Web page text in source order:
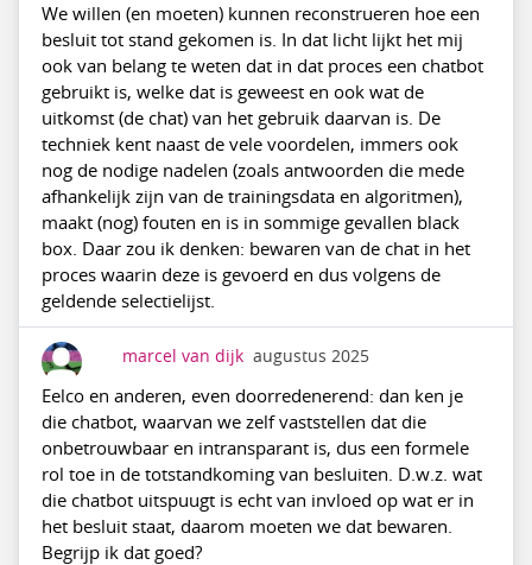
We willen (en moeten) kunnen reconstrueren hoe een
besluit tot stand gekomen is. In dat licht lijkt het mij
ook van belang te weten dat in dat proces een chatbot
gebruikt is, welke dat is geweest en ook wat de
uitkomst (de chat) van het gebruik daarvan is. De
techniek kent naast de vele voordelen, immers ook
nog de nodige nadelen (zoals antwoorden die mede
afhankelijk zijn van de trainingsdata en algoritmen),
maakt (nog) fouten en is in sommige gevallen black
box. Daar zou ik denken: bewaren van de chat in het
proces waarin deze is gevoerd en dus volgens de
geldende selectielijst.
marcel van dijk augustus 2025
Eelco en anderen, even doorredenerend: dan ken je
die chatbot, waarvan we zelf vaststellen dat die
onbetrouwbaar en intransparant is, dus een formele
rol toe in de totstandkoming van besluiten. D.w.z. wat
die chatbot uitspuugt is echt van invloed op wat er in
het besluit staat, daarom moeten we dat bewaren.
Begrijp ik dat goed?